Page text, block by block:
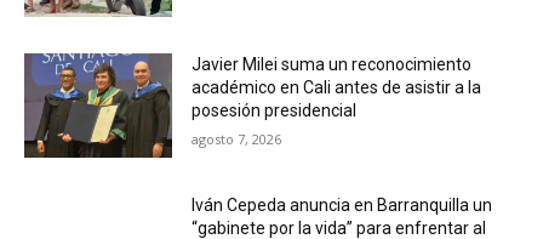
Javier Milei suma un reconocimiento
académico en Cali antes de asistir a la
posesión presidencial
agosto 7, 2026
Iván Cepeda anuncia en Barranquilla un
“gabinete por la vida” para enfrentar al